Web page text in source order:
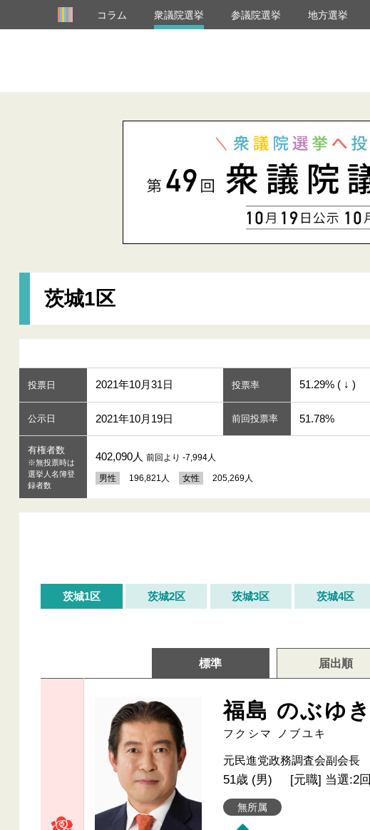
コラム 衆議院選挙 参議院選挙 地方選挙
茨城1区
投票日 2021年10月31日 投票率 51.29% ( ↓ )
公示日 2021年10月19日 前回投票率 51.78%
有権者数
※無投票時は
選挙人名簿登
録者数
402,090人 前回より -7,994人
男性 196,821人 女性 205,269人
茨城1区 茨城2区 茨城3区 茨城4区
標準 届出順
福島 のぶゆき
フクシマ ノブユキ
無所属
元民進党政務調査会副会長
51歳 (男) [元職] 当選:2回